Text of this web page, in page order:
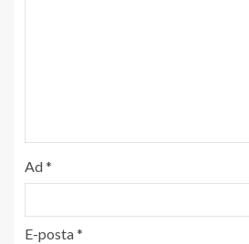
Ad*
E-posta*